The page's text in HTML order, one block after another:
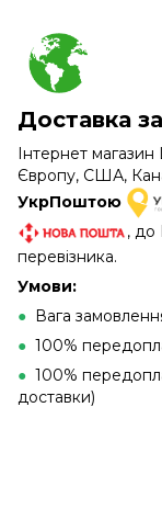
Доставка
Інтернет
Європу, США,
УкрПоштою
, до
перевізника.
Умови:
● Вага
● 100%
● 100%
доставки)